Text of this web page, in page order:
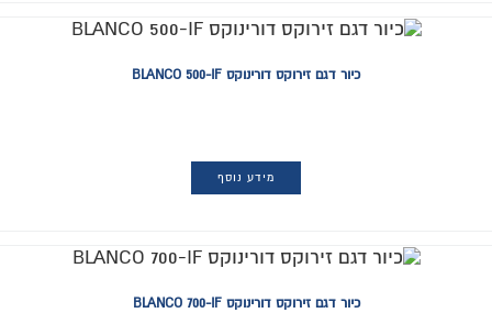
כיור דגם זירוקס דורינוקס BLANCO 500-IF
מידע נוסף
כיור דגם זירוקס דורינוקס BLANCO 700-IF